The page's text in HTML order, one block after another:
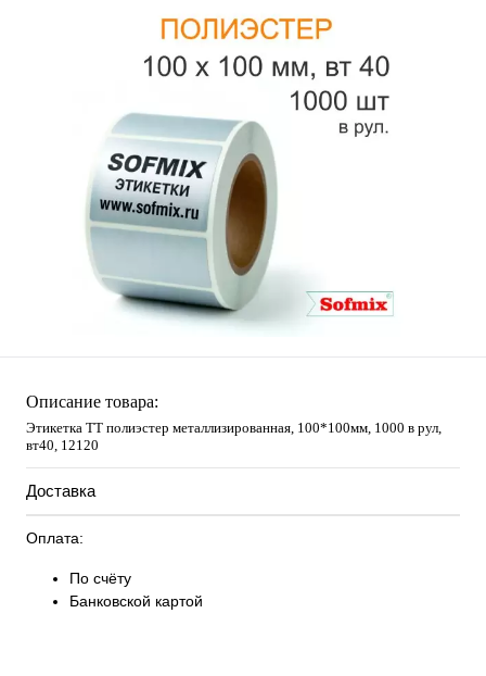
Описание товара:
Этикетка ТТ полиэстер металлизированная, 100*100мм, 1000 в рул,
вт40, 12120
Доставка
Оплата:
По счёту
Банковской картой